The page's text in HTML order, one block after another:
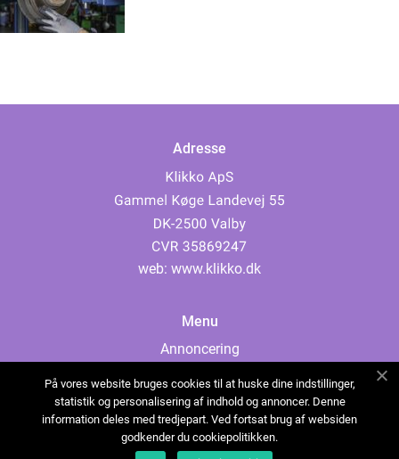
Adresse
web: www.klikko.dk
Menu
Annoncering
Cookies
Kontakt os
Sitemap
På vores website bruges cookies til at huske dine indstillinger,
statistik og personalisering af indhold og annoncer. Denne
information deles med tredjepart. Ved fortsat brug af websiden
godkender du cookiepolitikken.